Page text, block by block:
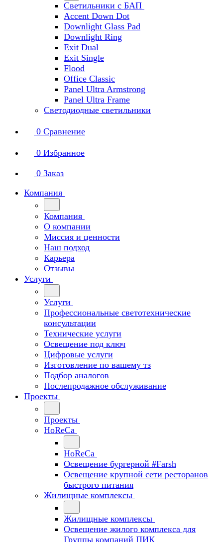
Светильники с БАП
Accent Down Dot
Downlight Glass Pad
Downlight Ring
Exit Dual
Exit Single
Flood
Office Classic
Panel Ultra Armstrong
Panel Ultra Frame
Светодиодные светильники
0 Сравнение
0 Избранное
0 Заказ
Компания
Компания
О компании
Миссия и ценности
Наш подход
Карьера
Отзывы
Услуги
Услуги
Профессиональные светотехнические
консультации
Технические услуги
Освещение под ключ
Цифровые услуги
Изготовление по вашему тз
Подбор аналогов
Послепродажное обслуживание
Проекты
Проекты
HoReCa
HoReCa
Освещение бургерной #Farsh
Освещение крупной сети ресторанов
быстрого питания
Жилищные комплексы
Жилищные комплексы
Освещение жилого комплекса для
Группы компаний ПИК